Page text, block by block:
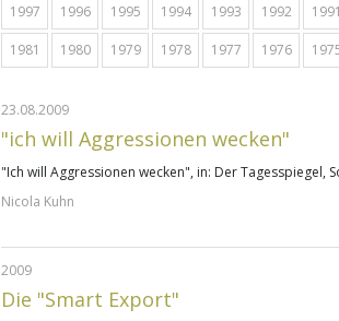
1997 1996 1995 1994 1993 1992 1991
1981 1980 1979 1978 1977 1976
23.08.2009
"ich will Aggressionen wecken"
"Ich will Aggressionen wecken", in: Der Tagesspiegel,
Nicola Kuhn
2009
Die "Smart Export"